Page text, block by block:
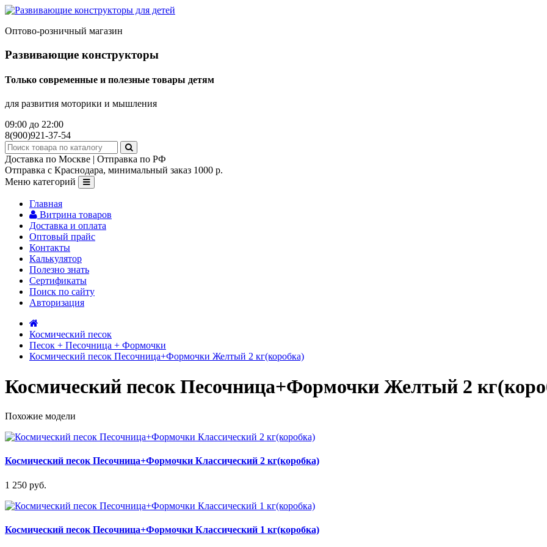
Оптово-розничный магазин
Развивающие конструкторы
Только современные и полезные товары детям
для развития моторики и мышления
09:00 до 22:00
8(900)921-37-54
Доставка по Москве | Отправка по РФ
Отправка с Краснодара, минимальный заказ 1000 р.
Меню категорий
Главная
Витрина товаров
Доставка и оплата
Оптовый прайс
Контакты
Калькулятор
Полезно знать
Сертификаты
Поиск по сайту
Авторизация
Космический песок
Песок + Песочница + Формочки
Космический песок Песочница+Формочки Желтый 2 кг(коробка)
Космический песок Песочница+Формочки Желтый 2
Похожие модели
Космический песок Песочница+Формочки Классический 2 кг(коробка)
1 250 руб.
Космический песок Песочница+Формочки Классический 1 кг(коробка)